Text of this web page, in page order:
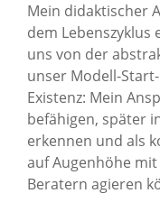
Mein didaktischer
dem Lebenszyklus
uns von der
unser Modell-
Existenz: Mein
befähigen, später
erkennen und als
auf Augenhöhe
Beratern agieren